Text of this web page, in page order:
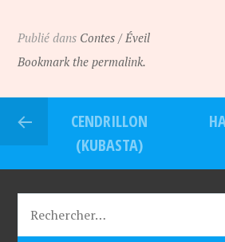
Publié dans Contes / Éveil
Bookmark the permalink.
CENDRILLON
(KUBASTA)